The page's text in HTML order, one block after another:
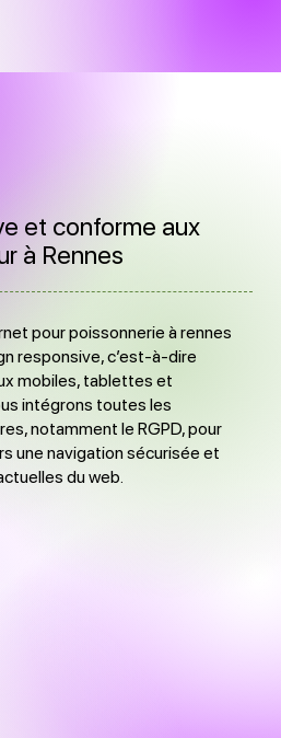
et conforme aux
à Rennes
pour poissonnerie à rennes
responsive, c’est-à-dire
mobiles, tablettes et
intégrons toutes les
notamment le RGPD, pour
une navigation sécurisée et
du web.